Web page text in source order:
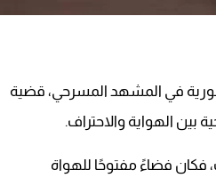
في المشهد المسرحي، قضية
بين الهواية والاحتراف.
فكان فضاءً مفتوحًا للهواة